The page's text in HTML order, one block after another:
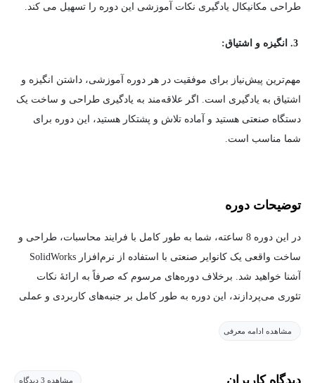
طراحی مکانیکال یادگیری نکات آموزشی این دوره را تسهیل می کند.
مهم‌ترین پیش‌نیاز برای موفقیت در هر دوره آموزشی، داشتن انگیزه و
اشتیاق به یادگیری است. اگر علاقه‌مند به یادگیری طراحی و ساخت یک
دستگاه صنعتی هستید و آماده تلاش و پشتکار هستید، این دوره برای
شما مناسب است.
توضیحات دوره
در این دوره 8 ساعته، شما به طور کامل با فرایند محاسبات، طراحی و
ساخت واقعی یک کانوایر صنعتی با استفاده از نرم‌افزار SolidWorks
آشنا خواهید شد. برخلاف دوره‌های مرسوم که صرفاً به ارائهٔ نکات
تئوری می‌پردازند، این دوره به طور کامل بر جنبه‌های کاربردی و عملی
می‌دهد. با گذراندن این دوره ضمن تقویت رزومه و افزایش مهارت
پروژه‌های طراحی و ساخت دستگاه‌های صنعتی به‌ویژه کانوایرها
مشاهده ادامه معرفی
مشاهده 3 دیدگاه